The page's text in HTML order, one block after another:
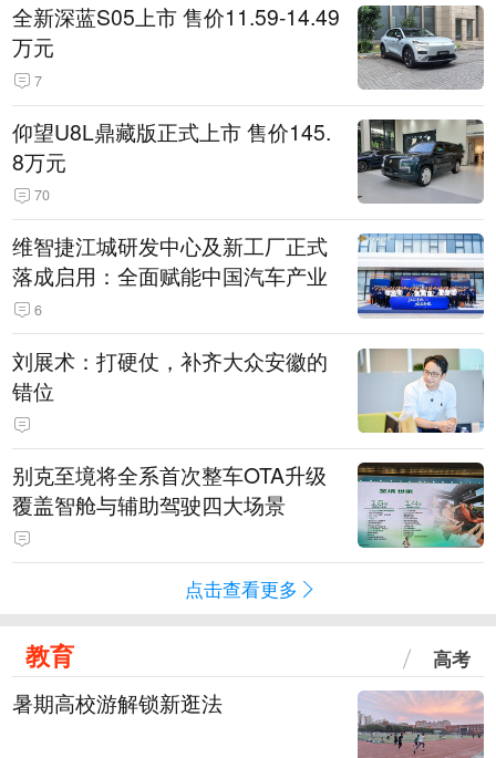
全新深蓝S05上市 售价11.59-14.49
万元
7
仰望U8L鼎藏版正式上市 售价145.
8万元
70
维智捷江城研发中心及新工厂正式
落成启用：全面赋能中国汽车产业
6
刘展术：打硬仗，补齐大众安徽的
错位
别克至境将全系首次整车OTA升级
覆盖智舱与辅助驾驶四大场景
点击查看更多
教育 高考
暑期高校游解锁新逛法